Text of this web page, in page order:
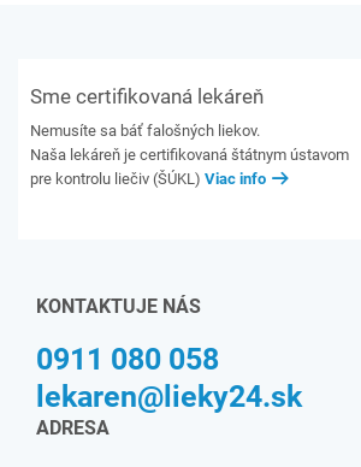
Sme certifikovaná lekáreň
Nemusíte sa báť falošných liekov.
Naša lekáreň je certifikovaná štátnym ústavom
pre kontrolu liečiv (ŠÚKL) Viac info
KONTAKTUJE NÁS
0911 080 058
lekaren@lieky24.sk
ADRESA